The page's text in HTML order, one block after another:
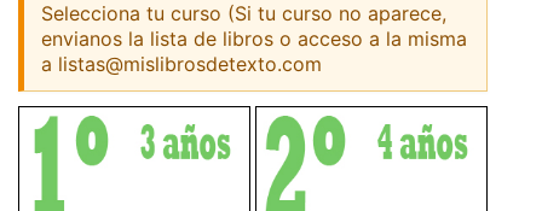
Selecciona tu curso (Si tu curso no aparece,
envianos la lista de libros o acceso a la misma
a listas@mislibrosdetexto.com